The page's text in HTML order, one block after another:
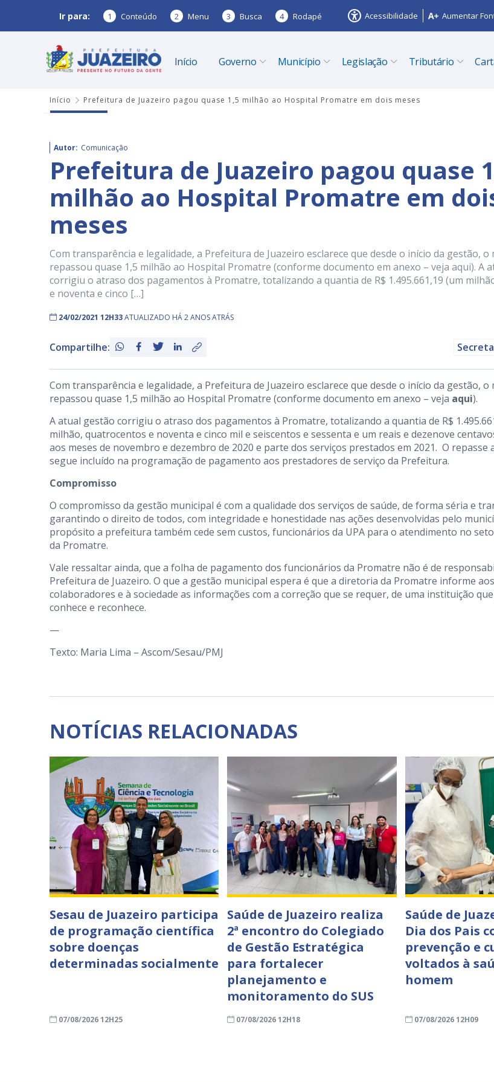
Ir para: 1 Conteúdo 2 Menu 3 Busca 4 Rodapé Acessibilidade Aumentar
Início Governo Município Legislação Tributário
Início Prefeitura de Juazeiro pagou quase 1,5 milhão ao Hospital Promatre em dois meses
Autor: Comunicação
Prefeitura de Juazeiro pagou quase
milhão ao Hospital Promatre em
meses
Com transparência e legalidade, a Prefeitura de Juazeiro esclarece que desde o início da gestão, o
repassou quase 1,5 milhão ao Hospital Promatre (conforme documento em anexo – veja aqui). A
corrigiu o atraso dos pagamentos à Promatre, totalizando a quantia de R$ 1.495.661,19 (um
e noventa e cinco […]
24/02/2021 12H33ATUALIZADO HÁ 2 ANOS ATRÁS
Compartilhe:
Com transparência e legalidade, a Prefeitura de Juazeiro esclarece que desde o início da gestão, o
repassou quase 1,5 milhão ao Hospital Promatre (conforme documento em anexo – veja aqui).
A atual gestão corrigiu o atraso dos pagamentos à Promatre, totalizando a quantia de R$
milhão, quatrocentos e noventa e cinco mil e seiscentos e sessenta e um reais e dezenove
aos meses de novembro e dezembro de 2020 e parte dos serviços prestados em 2021. O repasse
segue incluído na programação de pagamento aos prestadores de serviço da Prefeitura.
Compromisso
O compromisso da gestão municipal é com a qualidade dos serviços de saúde, de forma séria e
garantindo o direito de todos, com integridade e honestidade nas ações desenvolvidas pelo
propósito a prefeitura também cede sem custos, funcionários da UPA para o atendimento no
da Promatre.
Vale ressaltar ainda, que a folha de pagamento dos funcionários da Promatre não é de
Prefeitura de Juazeiro. O que a gestão municipal espera é que a diretoria da Promatre informe
colaboradores e à sociedade as informações com a correção que se requer, de uma instituição
conhece e reconhece.
—
Texto: Maria Lima – Ascom/Sesau/PMJ
NOTÍCIAS RELACIONADAS
Sesau de Juazeiro participa
de programação científica
sobre doenças
determinadas socialmente
07/08/2026 12H25
Saúde de Juazeiro realiza
2ª encontro do Colegiado
de Gestão Estratégica
para fortalecer
planejamento e
monitoramento do SUS
07/08/2026 12H18
Saúde de
Dia dos Pais
prevenção e
voltados à
homem
07/08/2026 12H09